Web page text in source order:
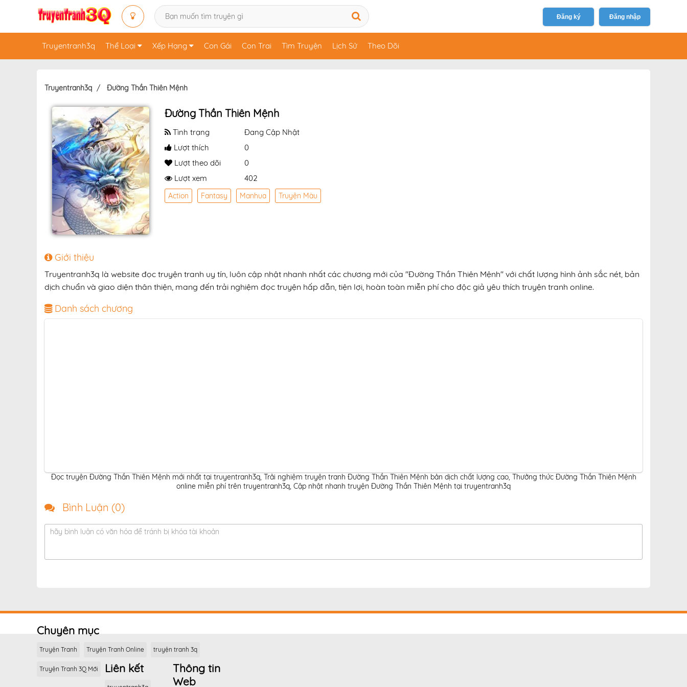
Đăng ký Đăng nhập
Truyentranh3q Thể Loại Xếp Hạng Con Gái Con Trai Tìm Truyện Lịch Sử Theo Dõi
Truyentranh3q Đường Thần Thiên Mệnh
Đường Thần Thiên Mệnh
Tình trạng
Đang Cập Nhật
Lượt thích
0
Lượt theo dõi
0
Lượt xem
402
Action Fantasy Manhua Truyện Màu
Giới thiệu
Truyentranh3q là website đọc truyện tranh uy tín, luôn cập nhật nhanh nhất các chương mới của "Đường Thần Thiên Mệnh" với chất lượng hình ảnh sắc nét, bản
dịch chuẩn và giao diện thân thiện, mang đến trải nghiệm đọc truyện hấp dẫn, tiện lợi, hoàn toàn miễn phí cho độc giả yêu thích truyện tranh online.
Danh sách chương
Đọc truyện Đường Thần Thiên Mệnh mới nhất tại truyentranh3q, Trải nghiệm truyện tranh Đường Thần Thiên Mệnh bản dịch chất lượng cao, Thưởng thức Đường Thần Thiên Mệnh
online miễn phí trên truyentranh3q, Cập nhật nhanh truyện Đường Thần Thiên Mệnh tại truyentranh3q
Bình Luận (0)
hãy bình luận có văn hóa để tránh bị khóa tài khoản
Chuyên mục
Truyện Tranh Truyện Tranh Online truyện tranh 3q
Truyện Tranh 3Q Mới Liên kết
Thông tin
Web